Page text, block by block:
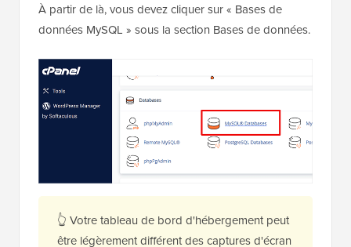
À partir de là, vous devez cliquer sur « Bases de
données MySQL » sous la section Bases de données.
👆 Votre tableau de bord d'hébergement peut
être légèrement différent des captures d'écran